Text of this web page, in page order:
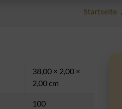
Startseite
38,00 × 2,00 ×
2,00 cm
100